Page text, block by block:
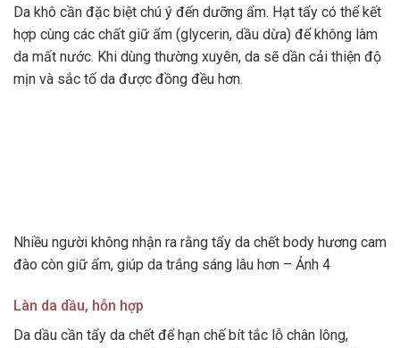
Da khô cần đặc biệt chú ý đến dưỡng ẩm. Hạt tẩy có thể kết
hợp cùng các chất giữ ẩm (glycerin, dầu dừa) để không làm
da mất nước. Khi dùng thường xuyên, da sẽ dần cải thiện độ
mịn và sắc tố da được đồng đều hơn.
Nhiều người không nhận ra rằng tẩy da chết body hương cam
đào còn giữ ẩm, giúp da trắng sáng lâu hơn – Ảnh 4
Làn da dầu, hỗn hợp
Da dầu cần tẩy da chết để hạn chế bít tắc lỗ chân lông,